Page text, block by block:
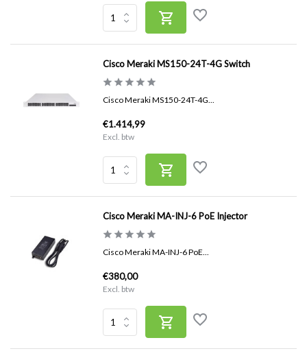
Cisco Meraki MS150-24T-4G Switch
Cisco Meraki MS150-24T-4G...
€1.414,99
Excl. btw
Cisco Meraki MA-INJ-6 PoE Injector
Cisco Meraki MA-INJ-6 PoE...
€380,00
Excl. btw